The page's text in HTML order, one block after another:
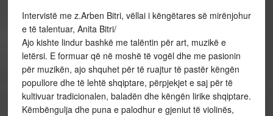
Intervistë me z.Arben Bitri, vëllai i këngëtares së mirënjohur
e të talentuar, Anita Bitri/
Ajo kishte lindur bashkë me talëntin për art, muzikë e
letërsi. E formuar që në moshë të vogël dhe me pasionin
për muzikën, ajo shquhet për të ruajtur të pastër këngën
popullore dhe të lehtë shqiptare, përpjekjet e saj për të
kultivuar tradicionalen, baladën dhe këngën lirike shqiptare.
Këmbëngulja dhe puna e palodhur e gjeniut të violinës,